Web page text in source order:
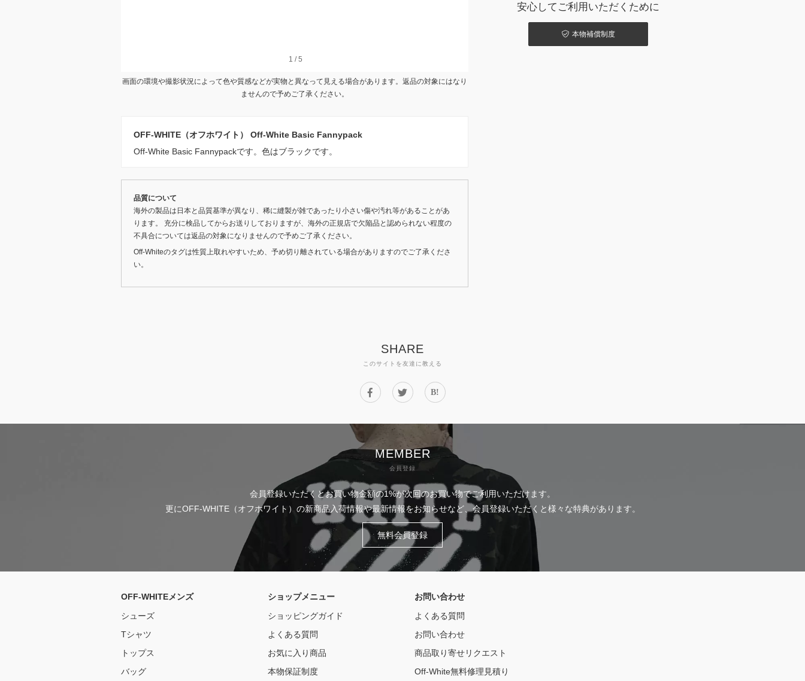
1 /5
1 /5
画面の環境や撮影状況によって色や質感などが実物と異なって見える場合があります。返品の対象にはなり
ませんので予めご了承ください。
OFF-WHITE（オフホワイト） Off-White Basic Fannypack
Off-White Basic Fannypackです。色はブラックです。
品質について
海外の製品は日本と品質基準が異なり、稀に縫製が雑であったり小さい傷や汚れ等があることがあ
ります。 充分に検品してからお送りしておりますが、海外の正規店で欠陥品と認められない程度の
不具合については返品の対象になりませんので予めご了承ください。
Off-Whiteのタグは性質上取れやすいため、予め切り離されている場合がありますのでご了承くださ
い。
安心してご利用いただくために
本物補償制度
SHARE
このサイトを友達に教える
B!
MEMBER
会員登録
会員登録いただくとお買い物金額の1%が次回のお買い物でご利用いただけます。
更にOFF-WHITE（オフホワイト）の新商品入荷情報や最新情報をお知らせなど、会員登録いただくと様々な特典があります。
無料会員登録
OFF-WHITEメンズ
シューズ
Tシャツ
トップス
バッグ
ショップメニュー
ショッピングガイド
よくある質問
お気に入り商品
本物保証制度
お問い合わせ
よくある質問
お問い合わせ
商品取り寄せリクエスト
Off-White無料修理見積り